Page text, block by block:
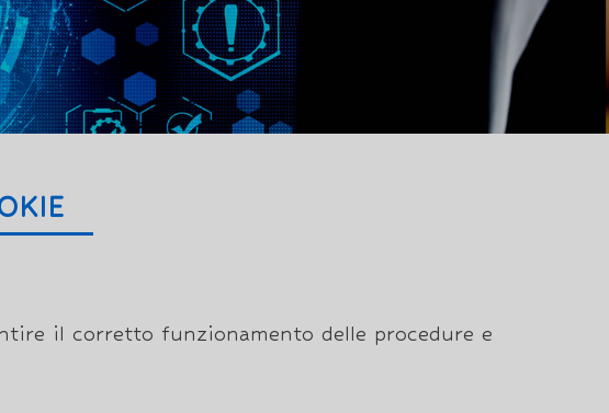
il corretto funzionamento delle procedure e